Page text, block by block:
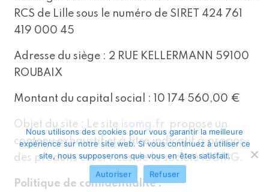
RCS de Lille sous le numéro de SIRET 424 761
419 000 45
Adresse du siège : 2 RUE KELLERMANN 59100
ROUBAIX
Montant du capital social : 10 174 560,00 €
Objet du site : Le site isomg.fr propose un
contenu exhaustif et à titre indicatif à propos
des produits et services de la société ISOMG.
Politique de confidentialité :
Nous utilisons des cookies pour vous garantir la meilleure
expérience sur notre site web. Si vous continuez à utiliser ce
site, nous supposerons que vous en êtes satisfait.
Autoriser
Refuser